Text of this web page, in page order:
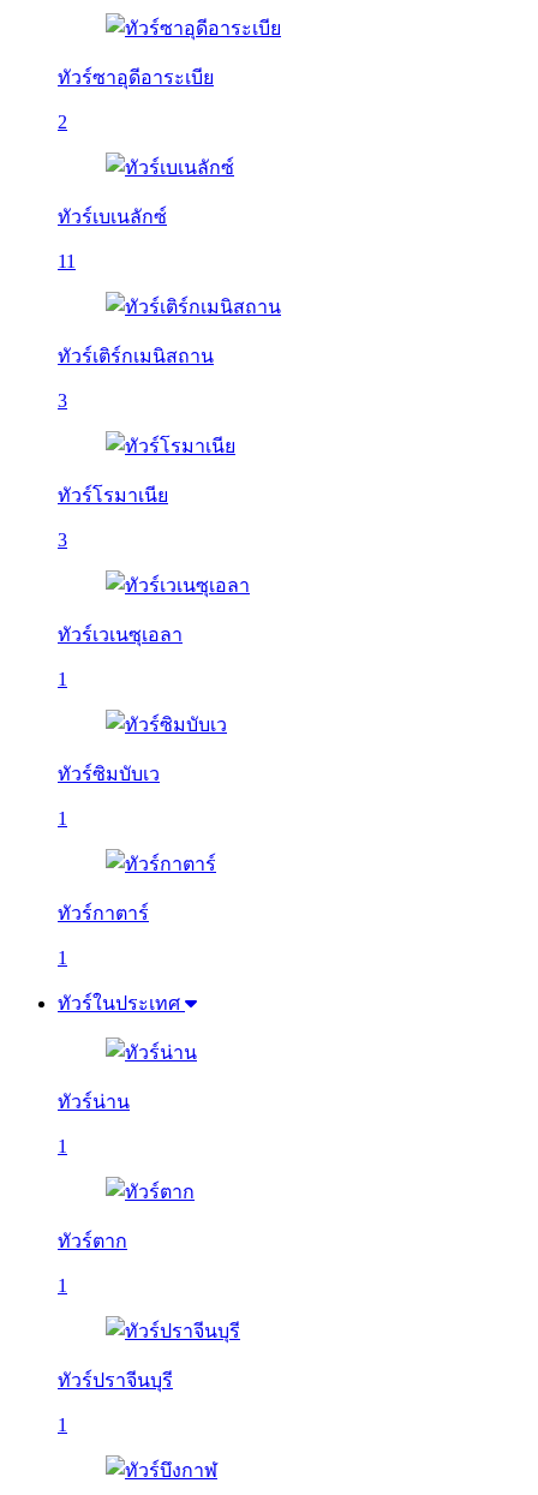
ทัวร์ซาอุดีอาระเบีย
2
ทัวร์เบเนลักซ์
11
ทัวร์เติร์กเมนิสถาน
3
ทัวร์โรมาเนีย
3
ทัวร์เวเนซุเอลา
1
ทัวร์ซิมบับเว
1
ทัวร์กาตาร์
1
ทัวร์ในประเทศ
ทัวร์น่าน
1
ทัวร์ตาก
1
ทัวร์ปราจีนบุรี
1